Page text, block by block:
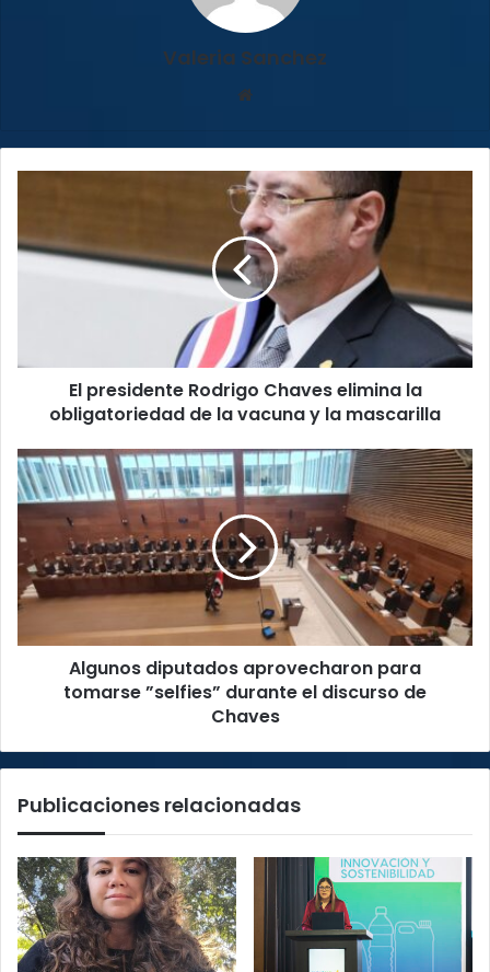
Valeria Sanchez
Chaves
la
mascarilla
El presidente Rodrigo Chaves elimina la
obligatoriedad de la vacuna y la mascarilla
Algunos
diputados
aprovecharon
tomarse
”selfies”
durante
discurso
Chaves
Algunos diputados aprovecharon para
tomarse ”selfies” durante el discurso de
Chaves
Publicaciones relacionadas